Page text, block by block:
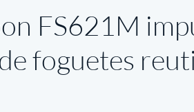
FS621M
foguetes